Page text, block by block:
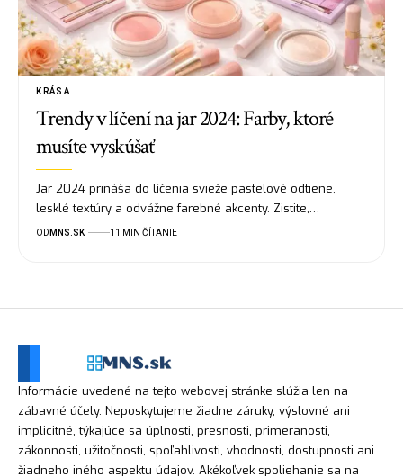
KRÁSA
Trendy v líčení na jar 2024: Farby, ktoré
musíte vyskúšať
Jar 2024 prináša do líčenia svieže pastelové odtiene,
lesklé textúry a odvážne farebné akcenty. Zistite,…
OD MNS.SK 11 MIN ČÍTANIE
Informácie uvedené na tejto webovej stránke slúžia len na
zábavné účely. Neposkytujeme žiadne záruky, výslovné ani
implicitné, týkajúce sa úplnosti, presnosti, primeranosti,
zákonnosti, užitočnosti, spoľahlivosti, vhodnosti, dostupnosti ani
žiadneho iného aspektu údajov. Akékoľvek spoliehanie sa na